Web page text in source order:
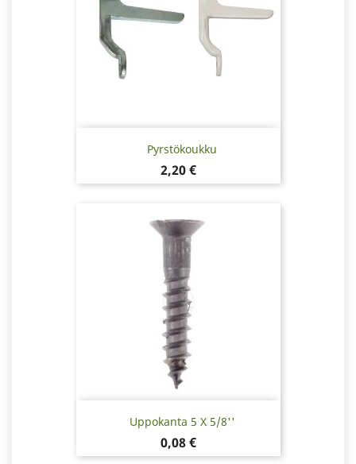
Pyrstökoukku
Hinta
2,20 €
Uppokanta 5 X 5/8''
Hinta
0,08 €